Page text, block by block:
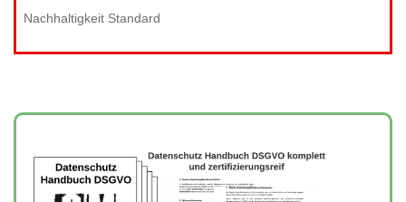
Nachhaltigkeit Standard